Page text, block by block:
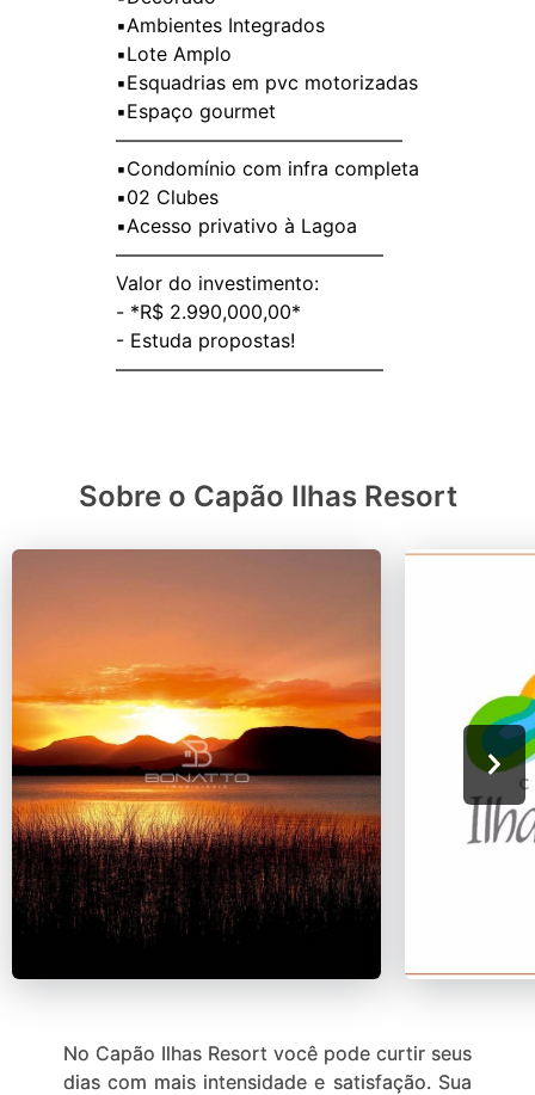
▪️Ambientes Integrados
▪️Lote Amplo
▪️Esquadrias em pvc motorizadas
▪️Espaço gourmet
———————————————
▪️Condomínio com infra completa
▪️02 Clubes
▪️Acesso privativo à Lagoa
——————————————
Valor do investimento:
- *R$ 2.990,000,00*
- Estuda propostas!
Sobre o Capão Ilhas Resort
No Capão Ilhas Resort você pode curtir seus
dias com mais intensidade e satisfação. Sua